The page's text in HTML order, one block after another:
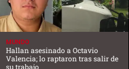
MUNDO
Hallan asesinado a Octavio
Valencia; lo raptaron tras salir de
su trabajo